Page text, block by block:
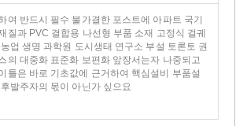
여 반드시 필수 불가결한 포스트에 아파트 국기
질과 PVC 결합용 나선형 부품 소재 고정식 걸궤
업 생명 과학원 도시생태 연구소 부설 토론토 권
의 대중화 표준화 보편화 앞장서는자 나중되고
틀은 바로 기초값에 근거하여 핵심설비 부품설
발주자의 몫이 아닌가 싶으요